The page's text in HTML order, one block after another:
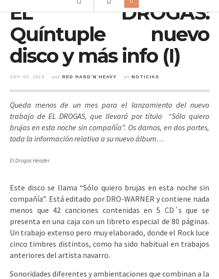
EL DROGAS:
Quíntuple nuevo
disco y más info (I)
SEP 05, 2019 por RED HARD´N´HEAVY en NOTICIAS
Queda menos de un mes para el lanzamiento del nuevo
trabajo de EL DROGAS, que llevará por título “Sólo quiero
brujas en esta noche sin compañía”. Os damos, en dos partes,
toda la información relativa a su nuevo álbum…
El Drogas Header
Este disco se llama “Sólo quiero brujas en esta noche sin
compañía”. Está editado por DRO-WARNER y contiene nada
menos que 42 canciones contenidas en 5 CD´s que se
presenta en una caja con un libreto especial de 80 páginas.
Un trabajo extenso pero muy elaborado, donde el Rock luce
cinco timbres distintos, como ha sido habitual en trabajos
anteriores del artista navarro.
Sonoridades diferentes y ambientaciones que combinan a la